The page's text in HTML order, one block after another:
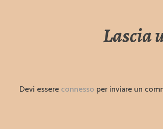
Lascia
Devi essere connesso per inviare un